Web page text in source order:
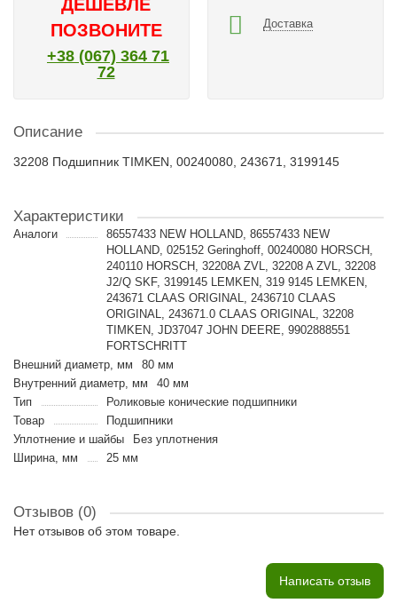
ДЕШЕВЛЕ
ПОЗВОНИТЕ
+38 (067) 364 71
72
Доставка
Описание
32208 Подшипник TIMKEN, 00240080, 243671, 3199145
Характеристики
Аналоги
86557433 NEW HOLLAND, 86557433 NEW
HOLLAND, 025152 Geringhoff, 00240080 HORSCH,
240110 HORSCH, 32208A ZVL, 32208 A ZVL, 32208
J2/Q SKF, 3199145 LEMKEN, 319 9145 LEMKEN,
243671 CLAAS ORIGINAL, 2436710 CLAAS
ORIGINAL, 243671.0 CLAAS ORIGINAL, 32208
TIMKEN, JD37047 JOHN DEERE, 9902888551
FORTSCHRITT
Внешний диаметр, мм
80 мм
Внутренний диаметр, мм
40 мм
Тип
Роликовые конические подшипники
Товар
Подшипники
Уплотнение и шайбы
Без уплотнения
Ширина, мм
25 мм
Отзывов (0)
Нет отзывов об этом товаре.
Написать отзыв